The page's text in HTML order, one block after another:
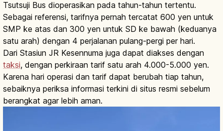
Tsutsuji Bus dioperasikan pada tahun-tahun tertentu.
Sebagai referensi, tarifnya pernah tercatat 600 yen untuk
SMP ke atas dan 300 yen untuk SD ke bawah (keduanya
satu arah) dengan 4 perjalanan pulang-pergi per hari.
Dari Stasiun JR Kesennuma juga dapat diakses dengan
taksi, dengan perkiraan tarif satu arah 4.000-5.000 yen.
Karena hari operasi dan tarif dapat berubah tiap tahun,
sebaiknya periksa informasi terkini di situs resmi sebelum
berangkat agar lebih aman.